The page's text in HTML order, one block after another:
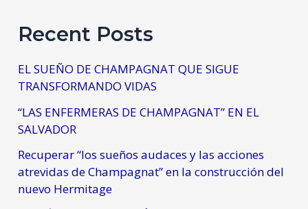
Recent Posts
EL SUEÑO DE CHAMPAGNAT QUE SIGUE
TRANSFORMANDO VIDAS
“LAS ENFERMERAS DE CHAMPAGNAT” EN EL
SALVADOR
Recuperar “los sueños audaces y las acciones
atrevidas de Champagnat” en la construcción del
nuevo Hermitage